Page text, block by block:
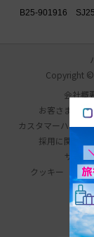
B25-901916
Copyright ©
会社概
お客さま本位
カスタマーハラス
採用に関する
サイト
クッキー（